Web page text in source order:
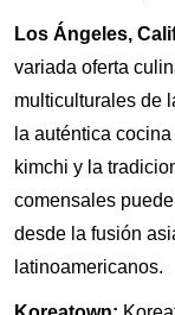
Los Ángeles,
variada oferta
multiculturales de
la auténtica
kimchi y la
comensales
desde la fusión
latinoamericanos.